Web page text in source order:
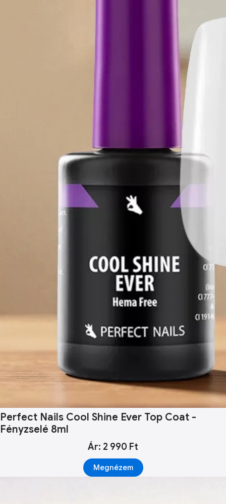
Perfect Nails Cool Shine Ever Top Coat -
Fényzselé 8ml
Ár: 2 990 Ft
Megnézem